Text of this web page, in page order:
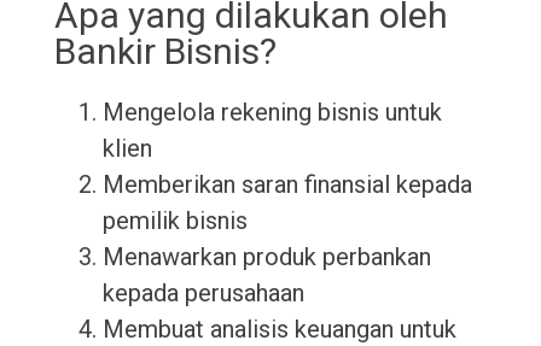
Apa yang dilakukan oleh
Bankir Bisnis?
Mengelola rekening bisnis untuk
klien
Memberikan saran finansial kepada
pemilik bisnis
Menawarkan produk perbankan
kepada perusahaan
Membuat analisis keuangan untuk